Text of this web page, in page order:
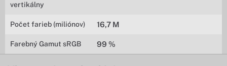
vertikálny
Počet farieb (miliónov) 16,7 M
Farebný Gamut sRGB 99 %